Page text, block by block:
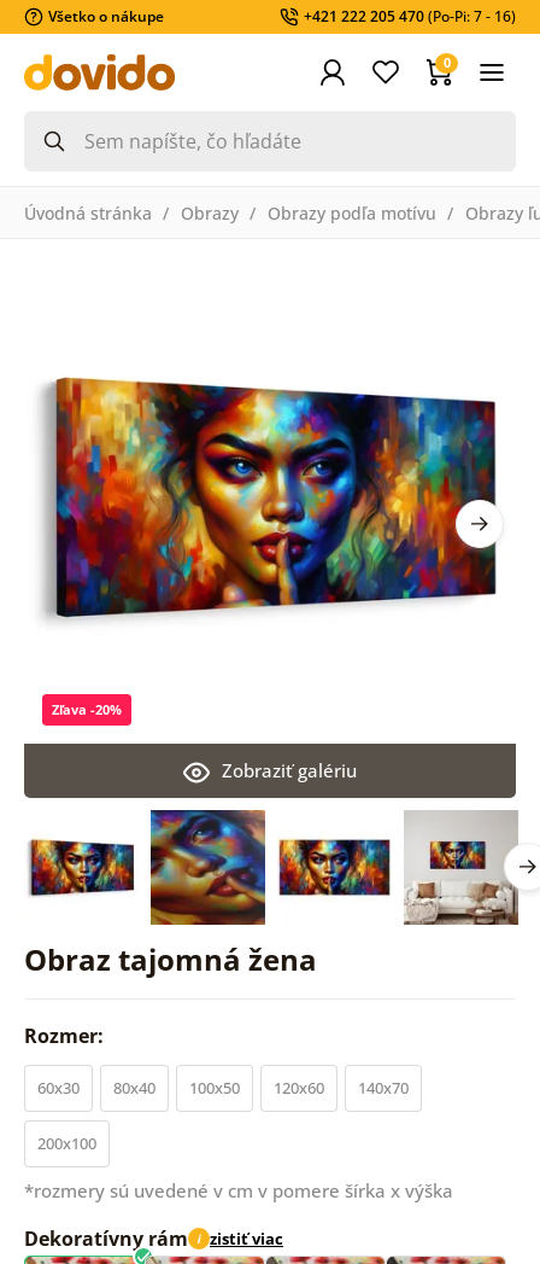
Všetko o nákupe +421 222 205 470(Po-Pi: 7 - 16)
0
Úvodná stránka Obrazy Obrazy podľa motívu Obrazy
Obraz tajomná žena
Zobraziť galériu
Zľava -20%
Rozmer:
60x30 80x40 100x50 120x60 140x70
200x100
*rozmery sú uvedené v cm v pomere šírka x výška
Dekoratívny rám i zistiť viac